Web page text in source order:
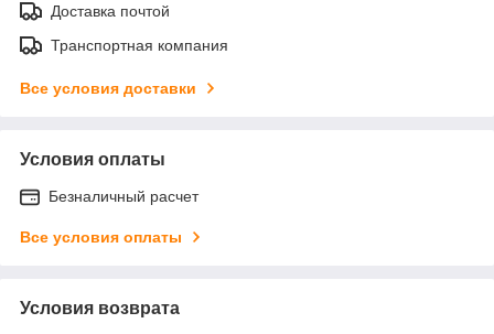
Доставка почтой
Транспортная компания
Все условия доставки
Условия оплаты
Безналичный расчет
Все условия оплаты
Условия возврата